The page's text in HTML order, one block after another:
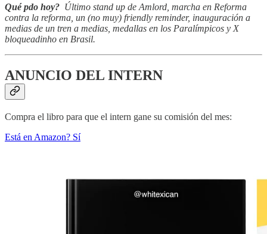
Qué pdo hoy? Último stand up de Amlord, marcha en Reforma
contra la reforma, un (no muy) friendly reminder, inauguración a
medias de un tren a medias, medallas en los Paralímpicos y X
bloqueadinho en Brasil.
ANUNCIO DEL INTERN
Compra el libro para que el intern gane su comisión del mes:
Está en Amazon? Sí